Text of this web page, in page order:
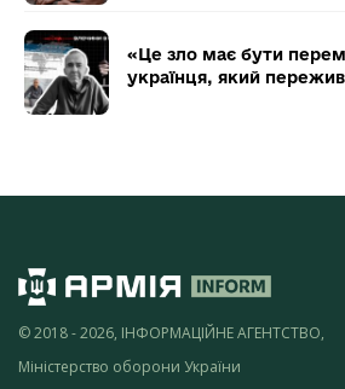
«Це зло має бути
українця, який
© 2018 - 2026, ІНФОРМАЦІЙНЕ АГЕНТСТВО,
Міністерство оборони України